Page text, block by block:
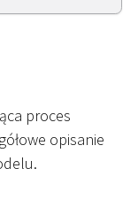
proces
opisanie